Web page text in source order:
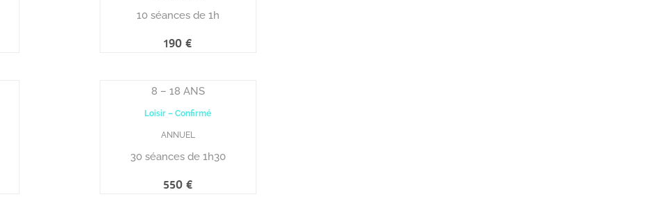
10 séances de 1h
8 – 18 ANS
Loisir – Confirmé
ANNUEL
30 séances de 1h30